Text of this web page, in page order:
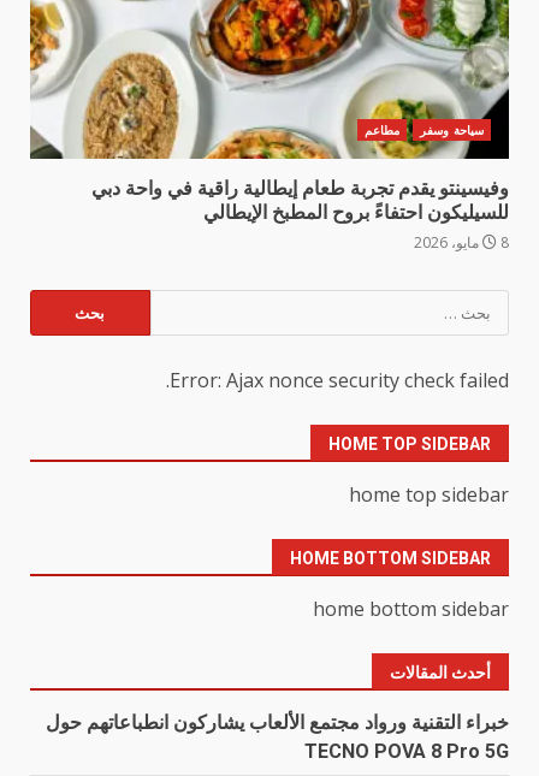
سياحة وسفر مطاعم
وفيسينتو يقدم تجربة طعام إيطالية راقية في واحة دبي
للسيليكون احتفاءً بروح المطبخ الإيطالي
8 مايو، 2026
عن:
Error: Ajax nonce security check failed.
HOME TOP SIDEBAR
home top sidebar
HOME BOTTOM SIDEBAR
home bottom sidebar
أحدث المقالات
خبراء التقنية ورواد مجتمع الألعاب يشاركون انطباعاتهم حول
TECNO POVA 8 Pro 5G